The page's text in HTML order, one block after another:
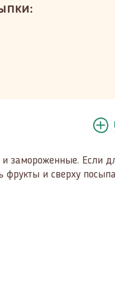
замороженные. Если
фрукты и сверху